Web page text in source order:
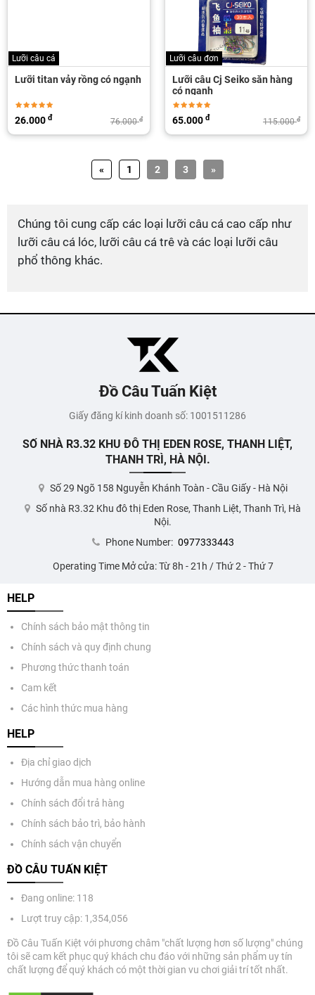
Lưỡi câu cá
Lưỡi titan vảy rồng có ngạnh
76.000đ
26.000 đ
Lưỡi câu đơn
Lưỡi câu Cj Seiko săn hàng
có ngạnh
115.000đ
65.000 đ
« 1 2 3 »
Chúng tôi cung cấp các loại lưỡi câu cá cao cấp như
lưỡi câu cá lóc, lưỡi câu cá trê và các loại lưỡi câu
phổ thông khác.
Đồ Câu Tuấn Kiệt
Giấy đăng kí kinh doanh số: 1001511286
SỐ NHÀ R3.32 KHU ĐÔ THỊ EDEN ROSE, THANH LIỆT,
THANH TRÌ, HÀ NỘI.
Số 29 Ngõ 158 Nguyễn Khánh Toàn - Cầu Giấy - Hà Nội
Số nhà R3.32 Khu đô thị Eden Rose, Thanh Liệt, Thanh Trì, Hà
Nội.
Phone Number: 0977333443
Operating Time Mở cửa: Từ 8h - 21h / Thứ 2 - Thứ 7
HELP
Chính sách bảo mật thông tin
Chính sách và quy định chung
Phương thức thanh toán
Cam kết
Các hình thức mua hàng
HELP
Địa chỉ giao dịch
Hướng dẫn mua hàng online
Chính sách đổi trả hàng
Chính sách bảo trì, bảo hành
Chính sách vận chuyển
ĐỒ CÂU TUẤN KIỆT
Đang online: 118
Lượt truy cập: 1,354,056
Đồ Câu Tuấn Kiệt với phương châm "chất lượng hơn số lượng" chúng
tôi sẽ cam kết phục quý khách chu đáo với những sản phẩm uy tín
chất lượng để quý khách có một thời gian vu chơi giải trí tốt nhất.